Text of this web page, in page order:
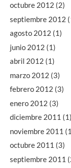
octubre 2012 (2)
septiembre 2012
agosto 2012 (1)
junio 2012 (1)
abril 2012 (1)
marzo 2012 (3)
febrero 2012 (3)
enero 2012 (3)
diciembre 2011 (1)
noviembre 2011
octubre 2011 (3)
septiembre 2011